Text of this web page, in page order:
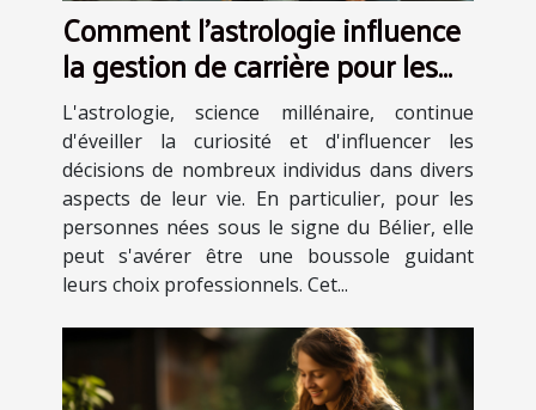
Comment l'astrologie influence
la gestion de carrière pour les
Béliers
L'astrologie, science millénaire, continue
d'éveiller la curiosité et d'influencer les
décisions de nombreux individus dans divers
aspects de leur vie. En particulier, pour les
personnes nées sous le signe du Bélier, elle
peut s'avérer être une boussole guidant
leurs choix professionnels. Cet...